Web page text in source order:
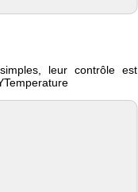
leur contrôle est